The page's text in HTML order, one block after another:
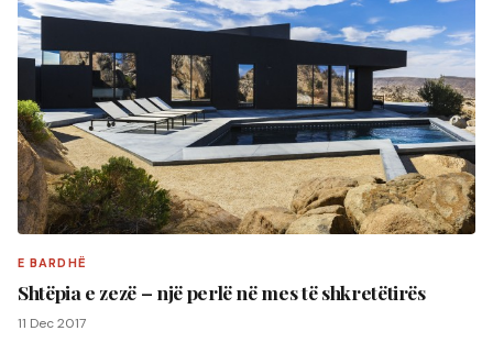
E BARDHË
Shtëpia e zezë – një perlë në mes të shkretëtirës
11 Dec 2017